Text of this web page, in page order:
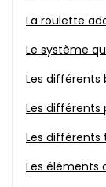
La roulette
Le système
Les différents
Les différents
Les différents
Les éléments